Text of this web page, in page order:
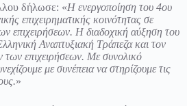
δήλωσε: «Η ενεργοποίηση του 4ου
επιχειρηματικής κοινότητας σε
επιχειρήσεων. Η διαδοχική αύξηση του
Αναπτυξιακή Τράπεζα και τον
των επιχειρήσεων. Με συνολικό
με συνέπεια να στηρίζουμε τις
»